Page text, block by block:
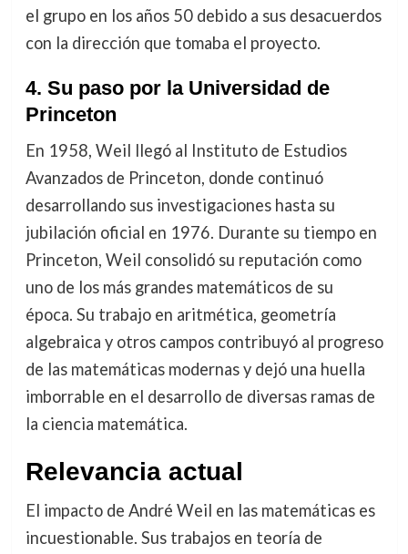
el grupo en los años 50 debido a sus desacuerdos
con la dirección que tomaba el proyecto.
4. Su paso por la Universidad de
Princeton
En 1958, Weil llegó al Instituto de Estudios
Avanzados de Princeton, donde continuó
desarrollando sus investigaciones hasta su
jubilación oficial en 1976. Durante su tiempo en
Princeton, Weil consolidó su reputación como
uno de los más grandes matemáticos de su
época. Su trabajo en aritmética, geometría
algebraica y otros campos contribuyó al progreso
de las matemáticas modernas y dejó una huella
imborrable en el desarrollo de diversas ramas de
la ciencia matemática.
Relevancia actual
El impacto de André Weil en las matemáticas es
incuestionable. Sus trabajos en teoría de